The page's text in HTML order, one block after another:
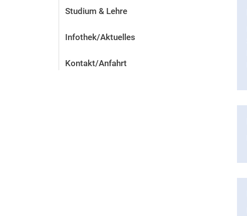
Studium & Lehre
Infothek/Aktuelles
Kontakt/Anfahrt